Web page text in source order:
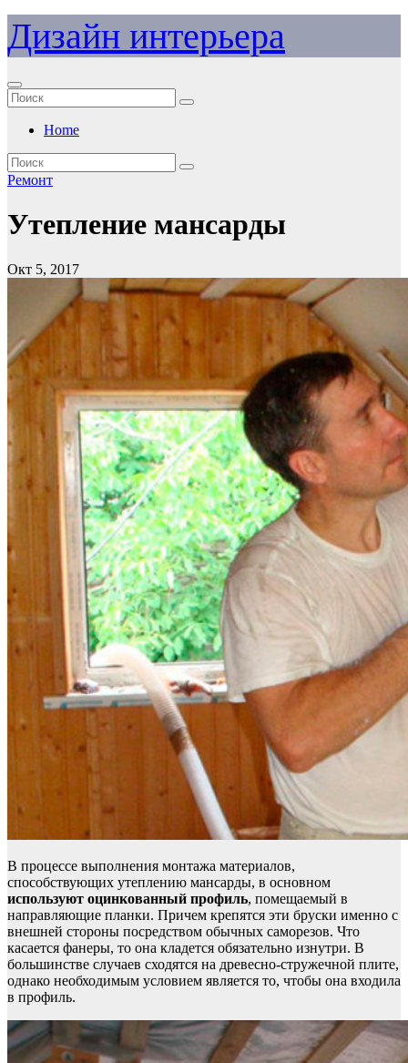
Перейти
к
содержимому
Дизайн интерьера
Home
Ремонт
Утепление мансарды
Окт 5, 2017
В процессе выполнения монтажа материалов,
способствующих утеплению мансарды, в основном
используют оцинкованный профиль, помещаемый в
направляющие планки. Причем крепятся эти бруски именно с
внешней стороны посредством обычных саморезов. Что
касается фанеры, то она кладется обязательно изнутри. В
большинстве случаев сходятся на древесно-стружечной плите,
однако необходимым условием является то, чтобы она входила
в профиль.